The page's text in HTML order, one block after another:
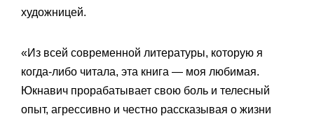
художницей.
«Из всей современной литературы, которую я
когда-либо читала, эта книга — моя любимая.
Юкнавич прорабатывает свою боль и телесный
опыт, агрессивно и честно рассказывая о жизни